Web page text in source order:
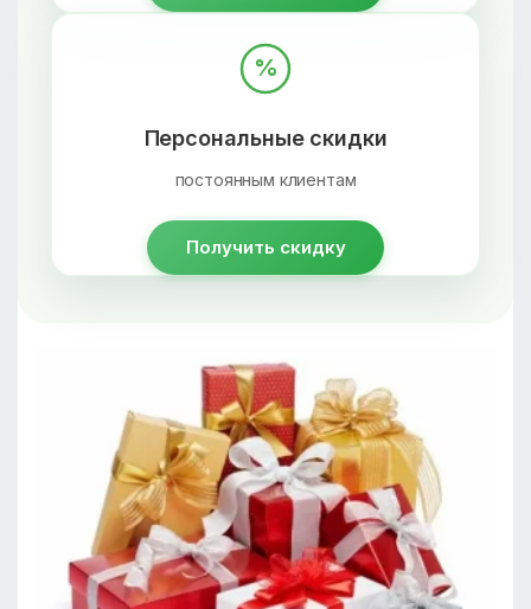
%
Персональные скидки
постоянным клиентам
Получить скидку